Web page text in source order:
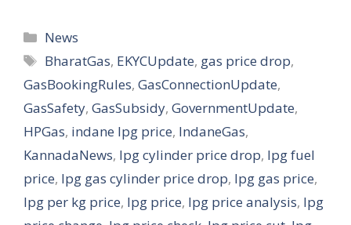
Categories
News
Tags
BharatGas, EKYCUpdate, gas price drop,
GasBookingRules, GasConnectionUpdate,
GasSafety, GasSubsidy, GovernmentUpdate,
HPGas, indane lpg price, IndaneGas,
KannadaNews, lpg cylinder price drop, lpg fuel
price, lpg gas cylinder price drop, lpg gas price,
lpg per kg price, lpg price, lpg price analysis, lpg